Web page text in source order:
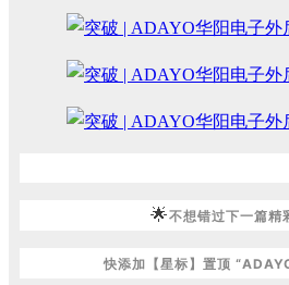
🌟不想错过下一篇精
快添加【星标】置顶